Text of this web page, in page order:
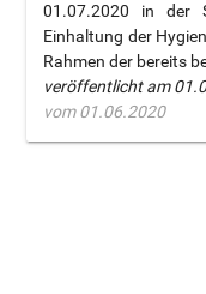
01.07.2020 in der
Einhaltung der
Rahmen der bereits
veröffentlicht am
vom 01.06.2020